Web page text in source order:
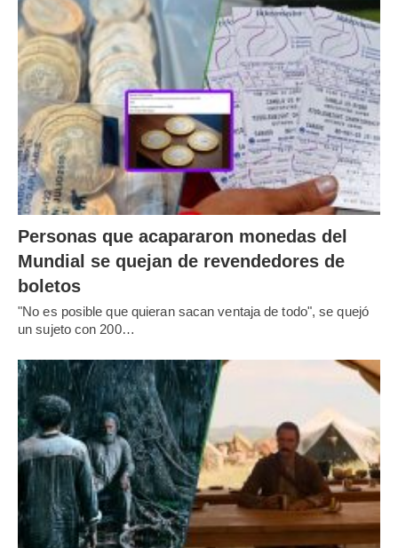
Personas que acapararon monedas del
Mundial se quejan de revendedores de
boletos
"No es posible que quieran sacan ventaja de todo", se quejó
un sujeto con 200…